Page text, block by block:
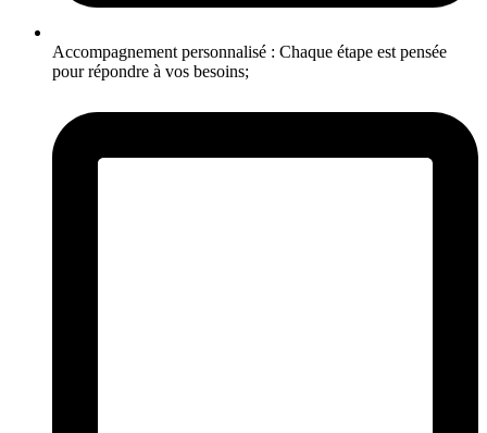
Accompagnement personnalisé : Chaque étape est pensée
pour répondre à vos besoins;